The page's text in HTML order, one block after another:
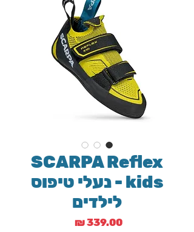
SCARPA Reflex
kids - נעלי טיפוס
לילדים
מחיר